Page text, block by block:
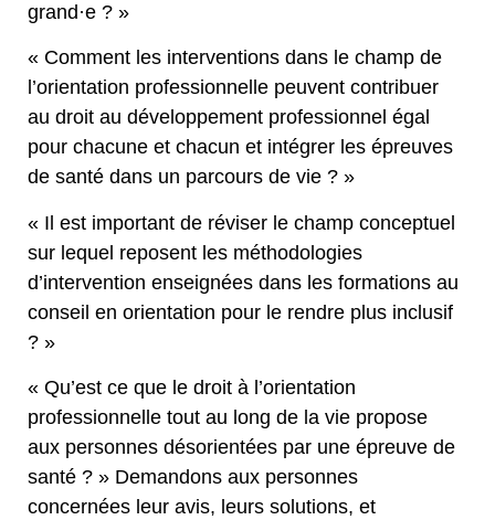
grand·e ? »
« Comment les interventions dans le champ de
l’orientation professionnelle peuvent contribuer
au droit au développement professionnel égal
pour chacune et chacun et intégrer les épreuves
de santé dans un parcours de vie ? »
« Il est important de réviser le champ conceptuel
sur lequel reposent les méthodologies
d’intervention enseignées dans les formations au
conseil en orientation pour le rendre plus inclusif
? »
« Qu’est ce que le droit à l’orientation
professionnelle tout au long de la vie propose
aux personnes désorientées par une épreuve de
santé ? » Demandons aux personnes
concernées leur avis, leurs solutions, et